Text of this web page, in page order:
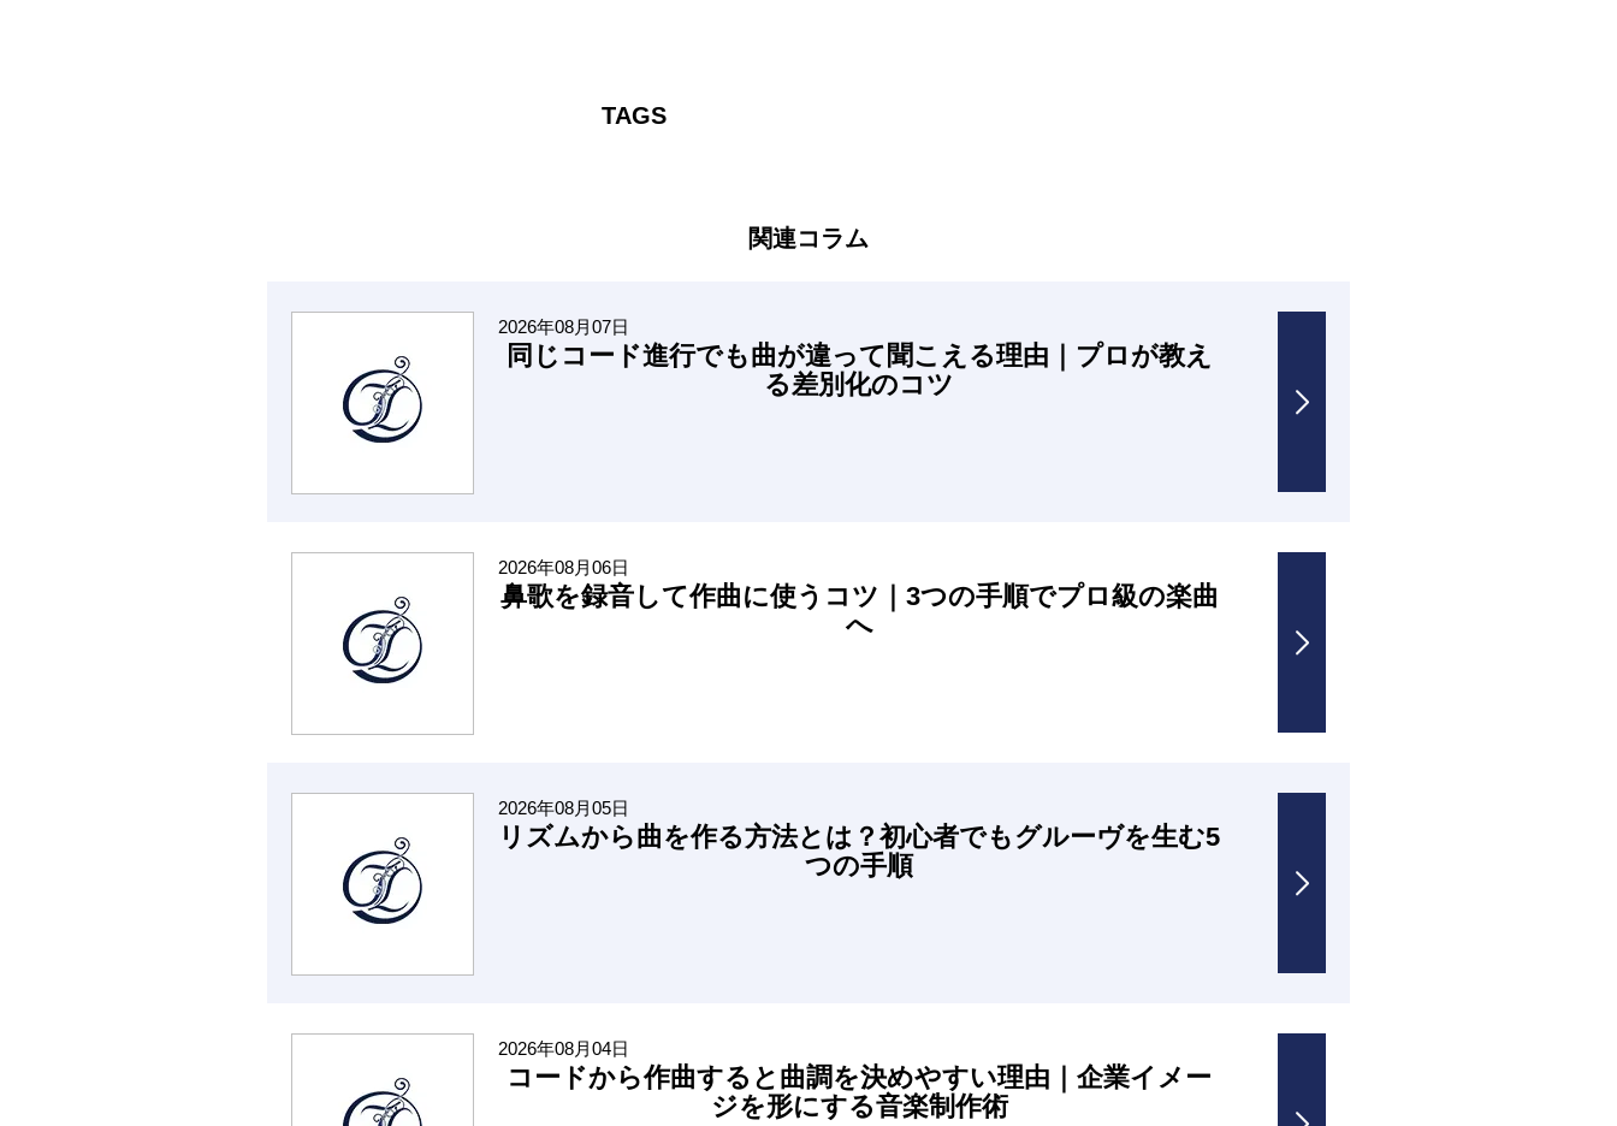
TAGS
関連コラム
2026年08月07日
同じコード進行でも曲が違って聞こえる理由｜プロが教え
る差別化のコツ
2026年08月06日
鼻歌を録音して作曲に使うコツ｜3つの手順でプロ級の楽曲
へ
2026年08月05日
リズムから曲を作る方法とは？初心者でもグルーヴを生む5
つの手順
2026年08月04日
コードから作曲すると曲調を決めやすい理由｜企業イメー
ジを形にする音楽制作術